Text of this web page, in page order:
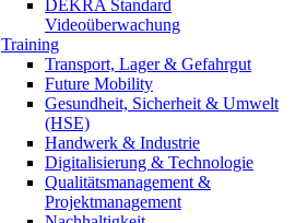
DEKRA Standard
Videoüberwachung
Training
Transport, Lager & Gefahrgut
Future Mobility
Gesundheit, Sicherheit & Umwelt
(HSE)
Handwerk & Industrie
Digitalisierung & Technologie
Qualitätsmanagement &
Projektmanagement